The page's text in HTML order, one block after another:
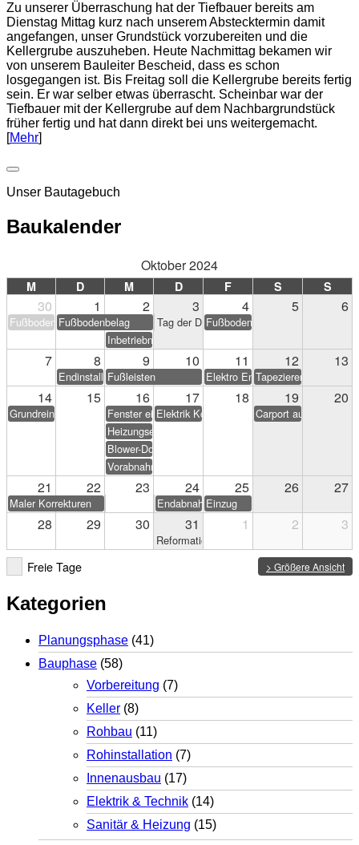
Zu unserer Überraschung hat der Tiefbauer bereits am
Dienstag Mittag kurz nach unserem Abstecktermin damit
angefangen, unser Grundstück vorzubereiten und die
Kellergrube auszuheben. Heute Nachmittag bekamen wir
von unserem Bauleiter Bescheid, dass es schon
losgegangen ist. Bis Freitag soll die Kellergrube bereits fertig
sein. Er war selber etwas überrascht. Scheinbar war der
Tiefbauer mit der Kellergrube auf dem Nachbargrundstück
früher fertig und hat dann direkt bei uns weitergemacht.
[Mehr]
Unser Bautagebuch
Baukalender
Oktober 2024
M D M D F S S
30 1 2 3 4 5 6
FußbodenbelagFußbodenbelag Tag der Deutschen Einheit
Fußbodenbelag
Inbetriebnahme PV-Anlage
7 8 9 10 11 12 13
Endinstallation Heizung/Sanitär
Fußleisten Elektro Endarbeiten
Tapezieren &
14 15 16 17 18 19 20
Grundreinigung Fenster einstellenElektrik Korrekturen
Carport aufstellen
Heizungseinweisung
Blower-Door-Test
Vorabnahme
21 22 23 24 25 26 27
Maler Korrekturen EndabnahmeEinzug
28 29 30 31 1 2 3
Reformationstag
> Größere Ansicht
Freie Tage
Kategorien
Planungsphase (41)
Bauphase (58)
Vorbereitung (7)
Keller (8)
Rohbau (11)
Rohinstallation (7)
Innenausbau (17)
Elektrik & Technik (14)
Sanitär & Heizung (15)